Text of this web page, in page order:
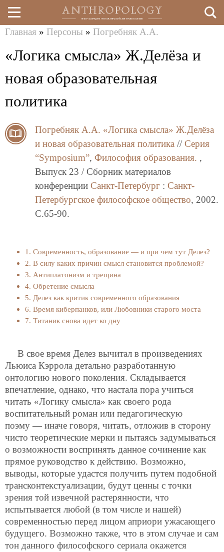
Перейти
к
основному
здесь
Главная » Персоны » Погребняк А.А.
«Логика смысла» Ж.Делёза и
новая образовательная
политика
Погребняк А.А. «Логика смысла» Ж.Делёза
и новая образовательная политика // Серия
“Symposium”, Философия образования. ,
Выпуск 23 / Сборник материалов
конференции Санкт-Петербург : Санкт-
Петербургское философское общество, 2002.
C.65-90.
1. Современность, образование — и при чем тут Делез?
2. В силу каких причин смысл становится проблемой?
3. Антиплатонизм и трещина
4. Обретение смысла
5. Делез как критик современного образования
6. Время киберпанков, или Любовники старого моста
7. Титаник снова идет ко дну
В свое время Делез вычитал в произведениях
Льюиса Кэррола детально разработанную
онтологию нового поколения. Складывается
впечатление, однако, что настала пора учиться
читать «Логику смысла» как своего рода
воспитательный роман или педагогическую
поэму — иначе говоря, читать, отложив в сторону
чисто теоретические мерки и пытаясь задумываться
о возможности воспринять данное сочинение как
прямое руководство к действию. Возможно,
выводы, которые удастся получить путем подобной
трансконтекстуализации, будут ценны с точки
зрения той извечной растерянности, что
испытывается любой (в том числе и нашей)
современностью перед лицом априори ужасающего
будущего. Возможно также, что в этом случае и сам
тон данного философского сериала окажется